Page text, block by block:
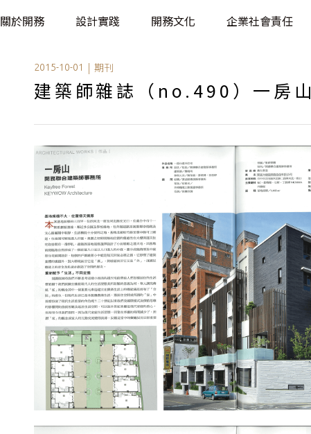
關於開務 設計實踐 開務文化 企業社會責任
2015-10-01 | 期刊
建築師雜誌（no.490）一房山